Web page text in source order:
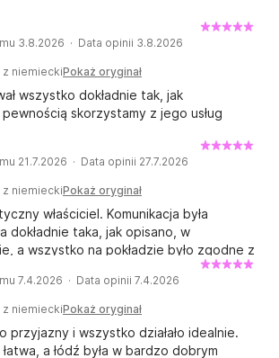
3.8.2026 · Data opinii 3.8.2026
z niemieckiPokaż oryginał
wszystko dokładnie tak, jak
skorzystamy z jego usług
21.7.2026 · Data opinii 27.7.2026
z niemieckiPokaż oryginał
właściciel. Komunikacja była
dokładnie taka, jak opisano, w
a wszystko na pokładzie było zgodne z
cudowny dzień na wodzie, korzystając
Jeśli kiedykolwiek będziemy w
ponownie wynajmę łódź. Na łodzi
nawet współrzędne pięknych miejsc
7.4.2026 · Data opinii 7.4.2026
z niemieckiPokaż oryginał
przyjazny i wszystko działało idealnie.
łatwa, a łódź była w bardzo dobrym